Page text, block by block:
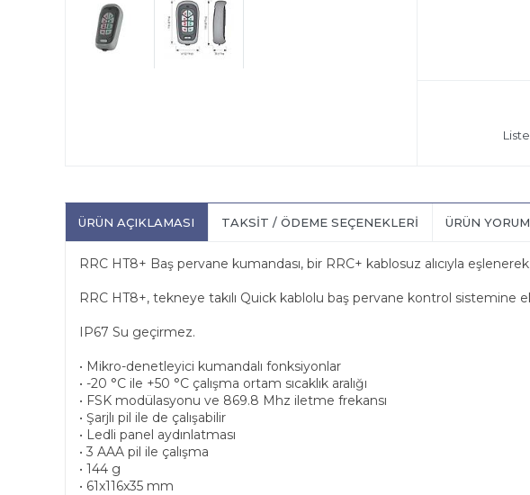
ÜRÜN AÇIKLAMASI TAKSIT / ÖDEME SEÇENEKLERI ÜRÜN
RRC HT8+ Baş pervane kumandası, bir RRC+ kablosuz alıcıyla
RRC HT8+, tekneye takılı Quick kablolu baş pervane kontrol sistemine ek
IP67 Su geçirmez.
• Mikro-denetleyici kumandalı fonksiyonlar
• -20 °C ile +50 °C çalışma ortam sıcaklık aralığı
• FSK modülasyonu ve 869.8 Mhz iletme frekansı
• Şarjlı pil ile de çalışabilir
• Ledli panel aydınlatması
• 3 AAA pil ile çalışma
• 144 g
• 61x116x35 mm